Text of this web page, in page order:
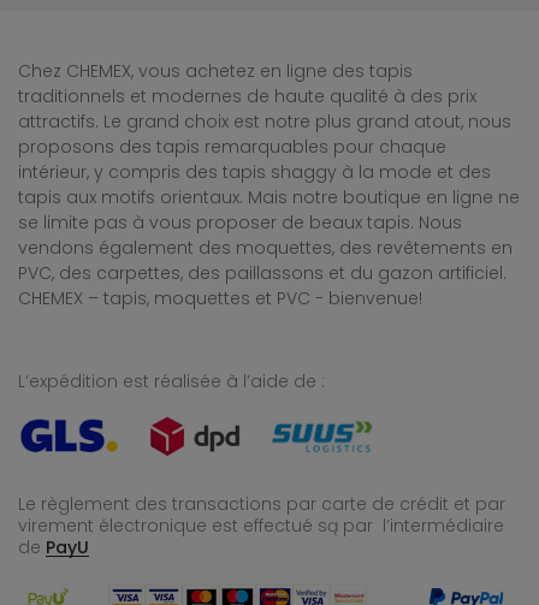
Chez CHEMEX, vous achetez en ligne des tapis
traditionnels et modernes de haute qualité à des prix
attractifs. Le grand choix est notre plus grand atout, nous
proposons des tapis remarquables pour chaque
intérieur, y compris des tapis shaggy à la mode et des
tapis aux motifs orientaux. Mais notre boutique en ligne ne
se limite pas à vous proposer de beaux tapis. Nous
vendons également des moquettes, des revêtements en
PVC, des carpettes, des paillassons et du gazon artificiel.
CHEMEX – tapis, moquettes et PVC - bienvenue!
L’expédition est réalisée à l’aide de :
Le règlement des transactions par carte de crédit et par
virement électronique est effectué są par l’intermédiaire
de PayU